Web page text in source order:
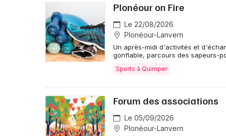
Plonéour on Fire
Le 22/08/2026
Plonéour-Lanvern
Un après-midi d'activités et
gonflable, parcours des sapeurs-
Sports à Quimper
Forum des associations
Le 05/09/2026
Plonéour-Lanvern